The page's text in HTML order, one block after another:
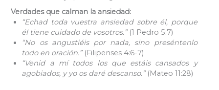
Verdades que calman la ansiedad:
“Echad toda vuestra ansiedad sobre él, porque
él tiene cuidado de vosotros.”(1 Pedro 5:7)
“No os angustiéis por nada, sino preséntenlo
todo en oración.”(Filipenses 4:6-7)
“Venid a mí todos los que estáis cansados y
agobiados, y yo os daré descanso.”(Mateo 11:28)